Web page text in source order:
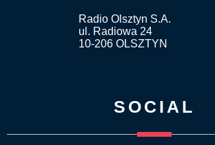
Radio Olsztyn S.A.
ul. Radiowa 24
10-206 OLSZTYN
SOCIAL